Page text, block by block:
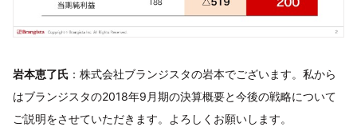
岩本恵了氏 ：株式会社ブランジスタの岩本でございます。私から
はブランジスタの2018年9月期の決算概要と今後の戦略について
ご説明をさせていただきます。よろしくお願いします。